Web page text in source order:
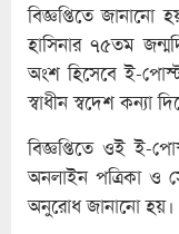
বিজ্ঞপ্তিতে জানানো
হাসিনার ৭৫তম
অংশ হিসেবে ই-
স্বাধীন স্বদেশ কন্যা
বিজ্ঞপ্তিতে ওই ই-
অনলাইন পত্রিকা ও
অনুরোধ জানানো হয়।